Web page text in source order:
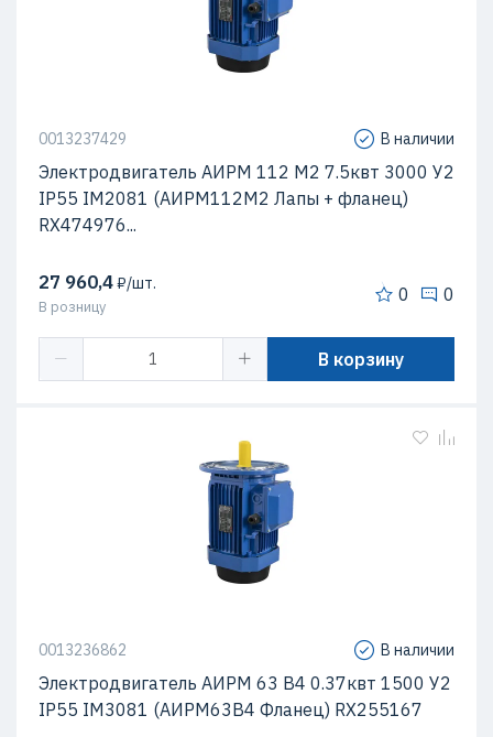
0013237429 В наличии
Электродвигатель АИРМ 112 М2 7.5квт 3000 У2
IP55 IM2081 (АИРМ112М2 Лапы + фланец)
RX474976...
27 960,4₽/шт.
В розницу
0 0
В корзину
0013236862 В наличии
Электродвигатель АИРМ 63 В4 0.37квт 1500 У2
IP55 IM3081 (АИРМ63В4 Фланец) RX255167